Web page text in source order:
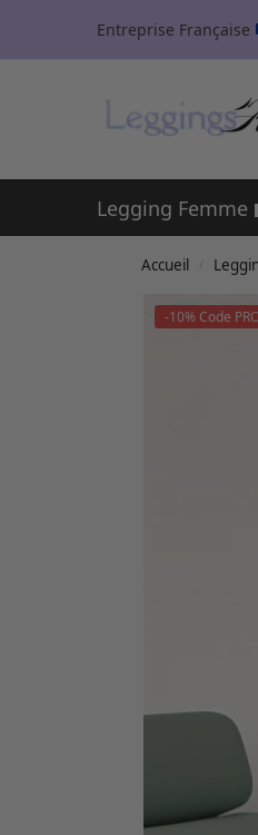
Entreprise Française
Legging Femme
Accueil
-10% Code